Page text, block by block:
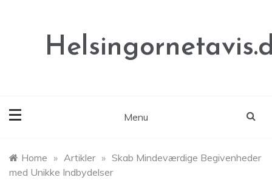
Menu
Home » Artikler » Skab Mindeværdige Begivenheder
med Unikke Indbydelser